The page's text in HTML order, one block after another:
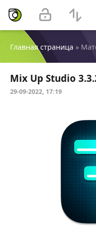
Главная страница »
Mix Up Studio
29-09-2022, 17:19